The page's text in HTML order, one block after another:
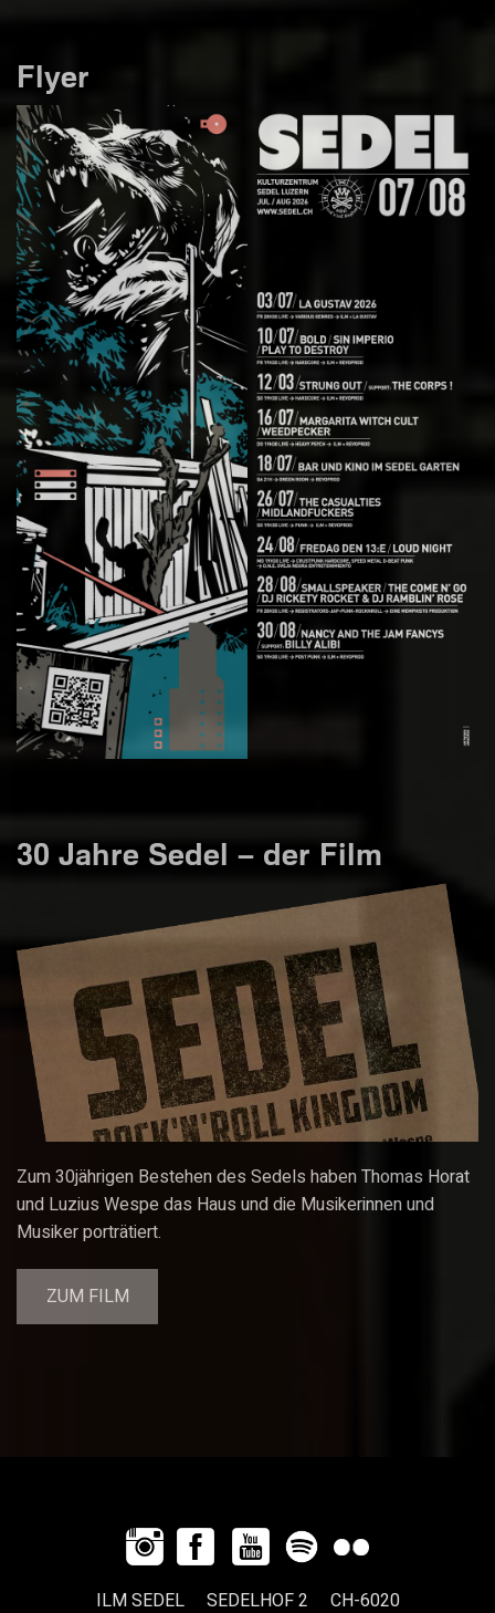
Flyer
30 Jahre Sedel – der Film
Zum 30jährigen Bestehen des Sedels haben Thomas Horat
und Luzius Wespe das Haus und die Musikerinnen und
Musiker porträtiert.
ZUM FILM
ILM SEDEL SEDELHOF 2 CH-6020